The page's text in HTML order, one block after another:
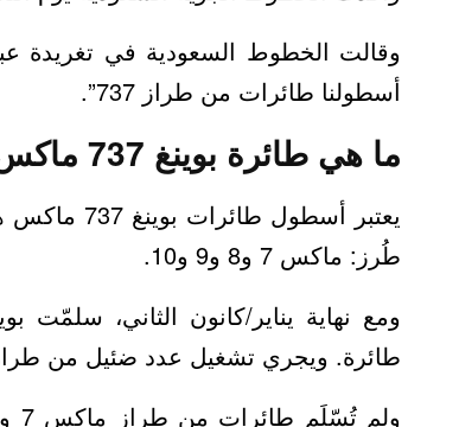
وقالت الخطوط السعودية في تغريدة
أسطولنا طائرات من طراز 737”.
ما هي طائرة بوينغ 737 ماكس؟
طُرز: ماكس 7 و8 و9 و10.
طائرة. ويجري تشغيل عدد ضئيل من